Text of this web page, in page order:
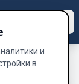
и
в